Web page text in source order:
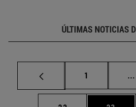
ÚLTIMAS NOTICIAS
Página
1 ...